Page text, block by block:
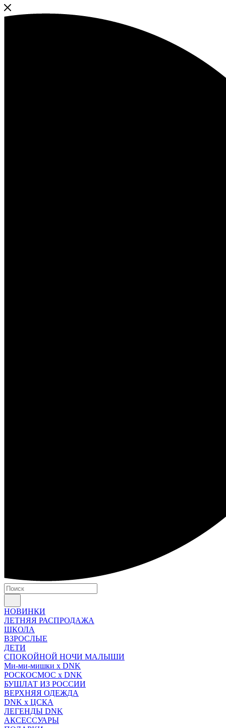
НОВИНКИ
ЛЕТНЯЯ РАСПРОДАЖА
ШКОЛА
ВЗРОСЛЫЕ
ДЕТИ
СПОКОЙНОЙ НОЧИ МАЛЫШИ
Ми-ми-мишки x DNK
РОСКОСМОС x DNK
БУШЛАТ ИЗ РОССИИ
ВЕРХНЯЯ ОДЕЖДА
DNK x ЦСКА
ЛЕГЕНДЫ DNK
АКСЕССУАРЫ